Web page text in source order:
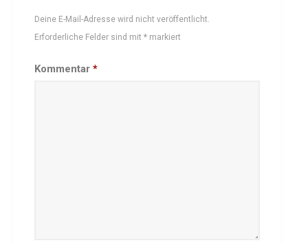
Deine E-Mail-Adresse wird nicht veröffentlicht.
Erforderliche Felder sind mit * markiert
Kommentar *